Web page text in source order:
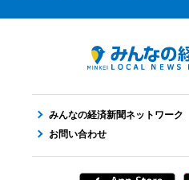
みんなの経済新聞ネットワーク
お問い合わせ